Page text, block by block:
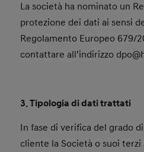
La società ha nominato un
protezione dei dati ai sensi
Regolamento Europeo 679/
contattare all’indirizzo
3. Tipologia di dati trattati
In fase di verifica del grado
cliente la Società o suoi